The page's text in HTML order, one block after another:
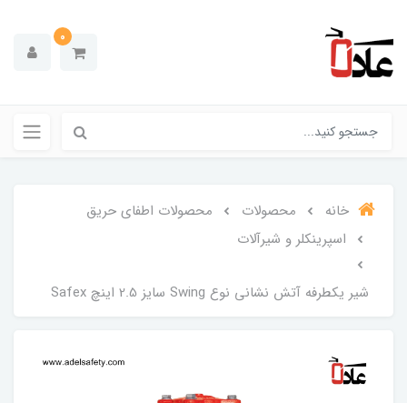
0
خانه محصولات
محصولات اطفای حریق
اسپرینکلر و شیرآلات
شیر یکطرفه آتش نشانی نوع Swing سایز 2.5 اینچ Safex